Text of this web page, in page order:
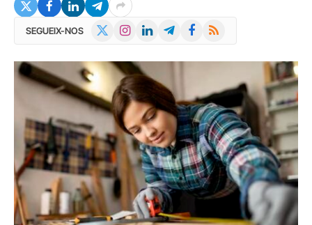
SEGUEIX-NOS InstagramLinkedInTelegramFacebook
RSS